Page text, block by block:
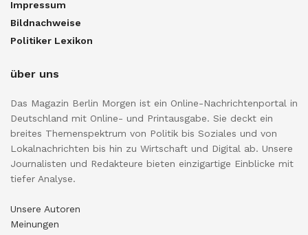
Impressum
Bildnachweise
Politiker Lexikon
über uns
Das Magazin Berlin Morgen ist ein Online-Nachrichtenportal in
Deutschland mit Online- und Printausgabe. Sie deckt ein
breites Themenspektrum von Politik bis Soziales und von
Lokalnachrichten bis hin zu Wirtschaft und Digital ab. Unsere
Journalisten und Redakteure bieten einzigartige Einblicke mit
tiefer Analyse.
Unsere Autoren
Meinungen